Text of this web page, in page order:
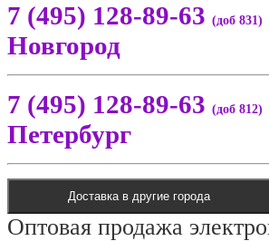
7 (495) 128-89-63 (доб 831)
Новгород
7 (495) 128-89-63 (доб 812)
Петербург
Доставка в другие города
Оптовая продажа